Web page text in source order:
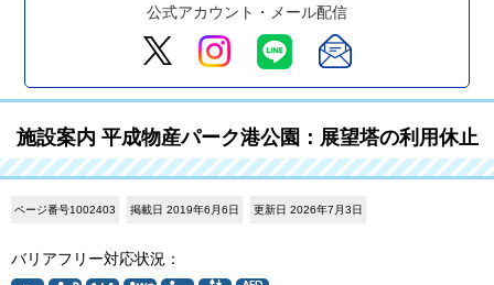
公式アカウント・メール配信
施設案内 平成物産パーク港公園：展望塔の利用休止
ページ番号1002403 掲載日 2019年6月6日 更新日 2026年7月3日
バリアフリー対応状況：